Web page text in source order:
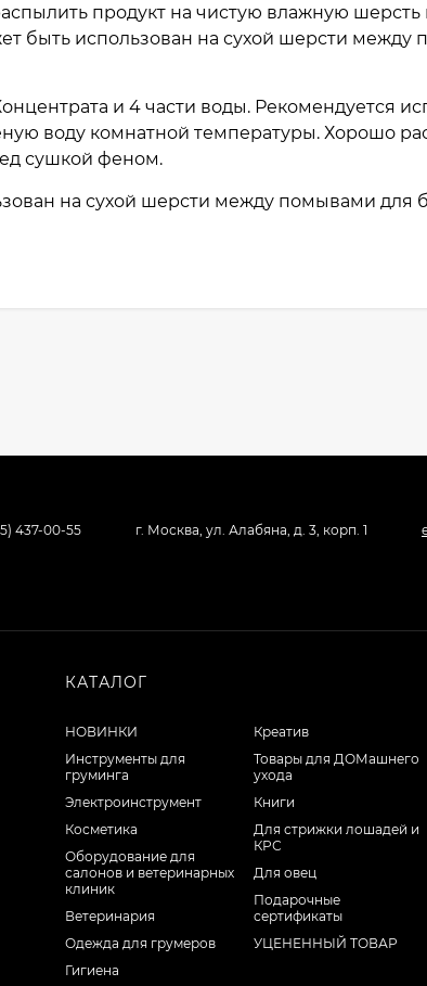
продукт на чистую влажную шерсть
быть использован на сухой шерсти между
и 4 части воды. Рекомендуется
воду комнатной температуры. Хорошо
сушкой феном.
на сухой шерсти между помывами для
437-00-55 г. Москва, ул. Алабяна, д. 3, корп. 1
КАТАЛОГ
НОВИНКИ
Инструменты для
груминга
Электроинструмент
Косметика
Оборудование для
салонов и ветеринарных
клиник
Ветеринария
Одежда для грумеров
Гигиена
Креатив
Товары для ДОМашнего
ухода
Книги
Для стрижки лошадей и
КРС
Для овец
Подарочные
сертификаты
УЦЕНЕННЫЙ ТОВАР